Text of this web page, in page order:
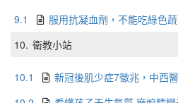
9.1
服用抗凝血劑，不能吃綠色
10. 衛教小站
10.1
新冠後肌少症7徵兆，中西